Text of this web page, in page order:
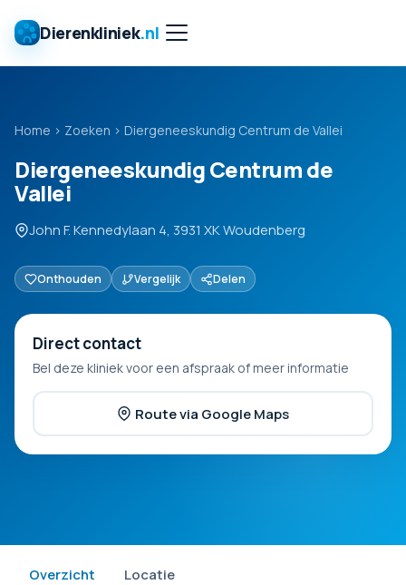
Dierenkliniek.nl
Home › Zoeken › Diergeneeskundig Centrum de Vallei
Diergeneeskundig Centrum de
Vallei
John F. Kennedylaan 4, 3931 XK Woudenberg
Onthouden Vergelijk Delen
Direct contact
Bel deze kliniek voor een afspraak of meer informatie
Route via Google Maps
Overzicht Locatie